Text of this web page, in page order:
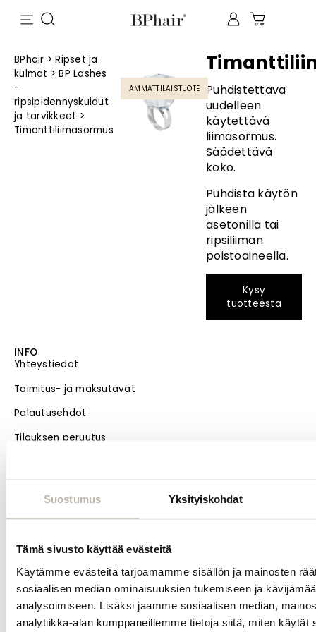
Suostumus Yksityiskohdat
Tämä sivusto käyttää evästeitä
Käytämme evästeitä tarjoamamme sisällön ja mainosten
sosiaalisen median ominaisuuksien tukemiseen ja
analysoimiseen. Lisäksi jaamme sosiaalisen median,
analytiikka-alan kumppaneillemme tietoja siitä, miten käytät
BPhair >Ripset ja
kulmat >BP Lashes
-
ripsipidennyskuidut
ja tarvikkeet >
Timanttiliimasormus
AMMATTILAISTUOTE
Puhdistettava
uudelleen
käytettävä
liimasormus.
Säädettävä
koko.
Puhdista käytön
jälkeen
asetonilla tai
ripsiliiman
poistoaineella.
Kysy
tuotteesta
INFO
Yhteystiedot
Toimitus- ja maksutavat
Palautusehdot
Tilauksen peruutus
MENU
Etusivu
Uutuudet
Blogi